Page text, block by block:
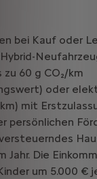
bei Kauf oder
zu 60 g CO₂/km
oder
mit
persönlichen
Jahr. Die
um 5.000 €